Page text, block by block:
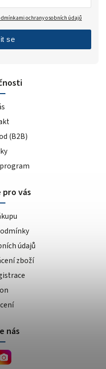
(B2B)
vás
údajů
zboží
ochrany osobních údajů
se
nás